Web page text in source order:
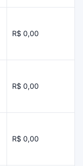
R$ 0,00
R$ 0,00
R$ 0,00